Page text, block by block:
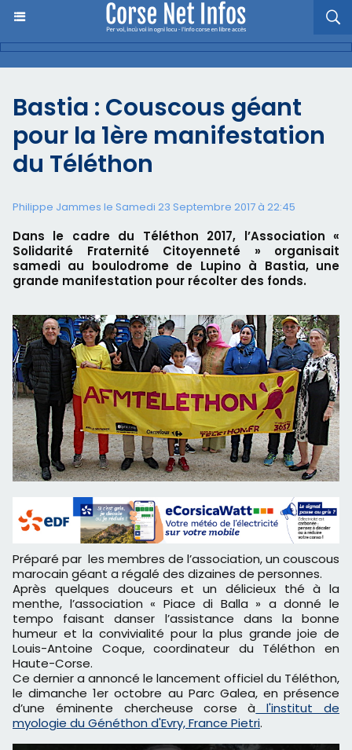
Bastia : Couscous géant
pour la 1ère manifestation
du Téléthon
Philippe Jammes le Samedi 23 Septembre 2017 à 22:45
Dans le cadre du Téléthon 2017, l’Association «
Solidarité Fraternité Citoyenneté » organisait
samedi au boulodrome de Lupino à Bastia, une
grande manifestation pour récolter des fonds.
Préparé par les membres de l’association, un couscous
marocain géant a régalé des dizaines de personnes.
Après quelques douceurs et un délicieux thé à la
menthe, l’association « Piace di Balla » a donné le
tempo faisant danser l’assistance dans la bonne
humeur et la convivialité pour la plus grande joie de
Louis-Antoine Coque, coordinateur du Téléthon en
Haute-Corse.
Ce dernier a annoncé le lancement officiel du Téléthon,
le dimanche 1er octobre au Parc Galea, en présence
d’une éminente chercheuse corse à l'institut de
myologie du Généthon d'Evry, France Pietri.